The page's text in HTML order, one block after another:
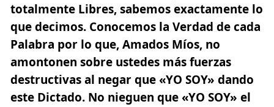
totalmente Libres, sabemos exactamente lo
que decimos. Conocemos la Verdad de cada
Palabra por lo que, Amados Míos, no
amontonen sobre ustedes más fuerzas
destructivas al negar que «YO SOY» dando
este Dictado. No nieguen que «YO SOY» el